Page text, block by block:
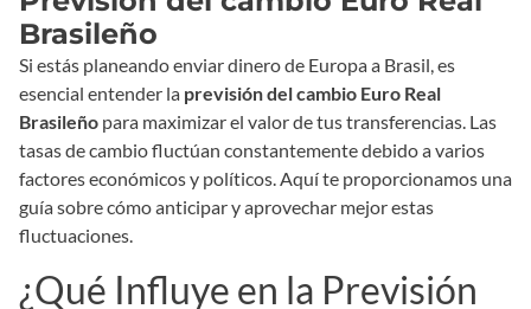
Brasileño
Si estás planeando enviar dinero de Europa a Brasil, es
esencial entender la previsión del cambio Euro Real
Brasileño para maximizar el valor de tus transferencias. Las
tasas de cambio fluctúan constantemente debido a varios
factores económicos y políticos. Aquí te proporcionamos una
guía sobre cómo anticipar y aprovechar mejor estas
fluctuaciones.
¿Qué Influye en la Previsión